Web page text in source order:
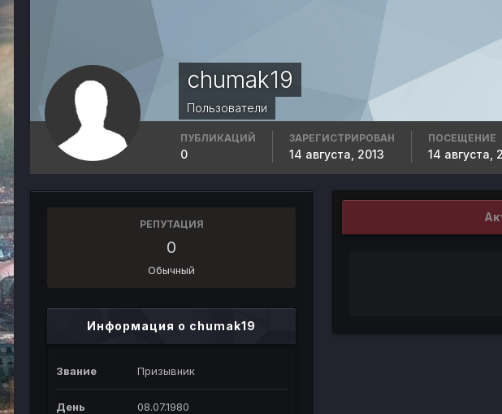
chumak19
Пользователи
ПУБЛИКАЦИЙ
0
ЗАРЕГИСТРИРОВАН
14 августа, 2013
ПОСЕЩЕНИЕ
14 августа,
РЕПУТАЦИЯ
0
Обычный
Информация о chumak19
Звание Призывник
День
08.07.1980